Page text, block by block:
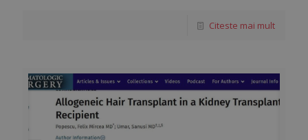
Citeste mai mult